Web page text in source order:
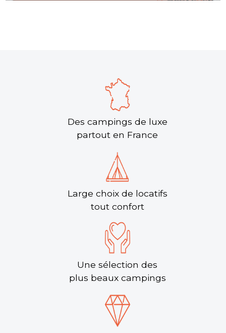
Des campings de luxe
partout en France
Large choix de locatifs
tout confort
Une sélection des
plus beaux campings